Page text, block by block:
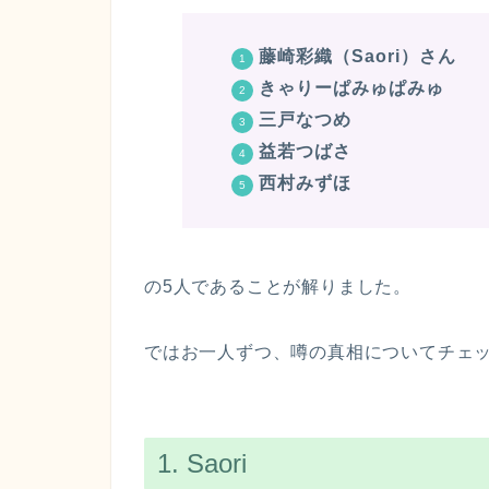
藤崎彩織（Saori）さん
きゃりーぱみゅぱみゅ
三戸なつめ
益若つばさ
西村みずほ
の5人であることが解りました。
ではお一人ずつ、噂の真相についてチェ
1. Saori